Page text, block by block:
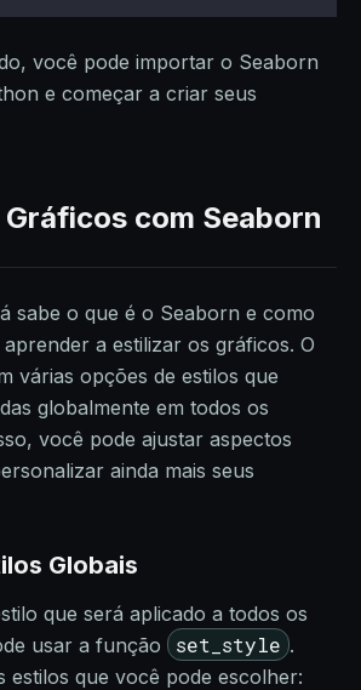
você pode importar o Seaborn
e começar a criar seus
com Seaborn
sabe o que é o Seaborn e como
a estilizar os gráficos. O
várias opções de estilos que
globalmente em todos os
você pode ajustar aspectos
ainda mais seus
Globais
que será aplicado a todos os
usar a função
set_style .
estilos que você pode escolher: